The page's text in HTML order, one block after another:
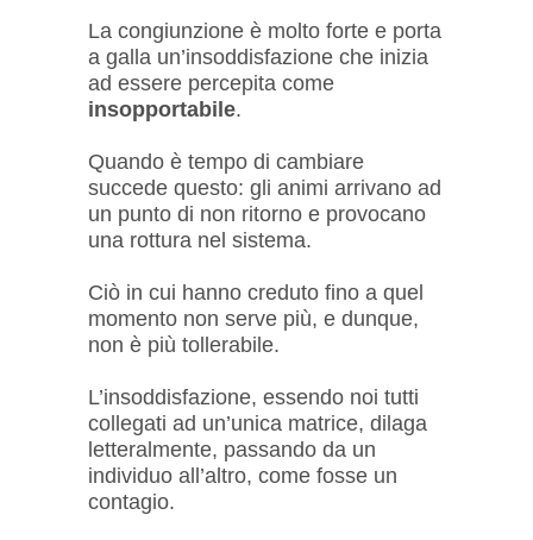
La congiunzione è molto forte e porta
a galla un’insoddisfazione che inizia
ad essere percepita come
insopportabile.
Quando è tempo di cambiare
succede questo: gli animi arrivano ad
un punto di non ritorno e provocano
una rottura nel sistema.
Ciò in cui hanno creduto fino a quel
momento non serve più, e dunque,
non è più tollerabile.
L’insoddisfazione, essendo noi tutti
collegati ad un’unica matrice, dilaga
letteralmente, passando da un
individuo all’altro, come fosse un
contagio.